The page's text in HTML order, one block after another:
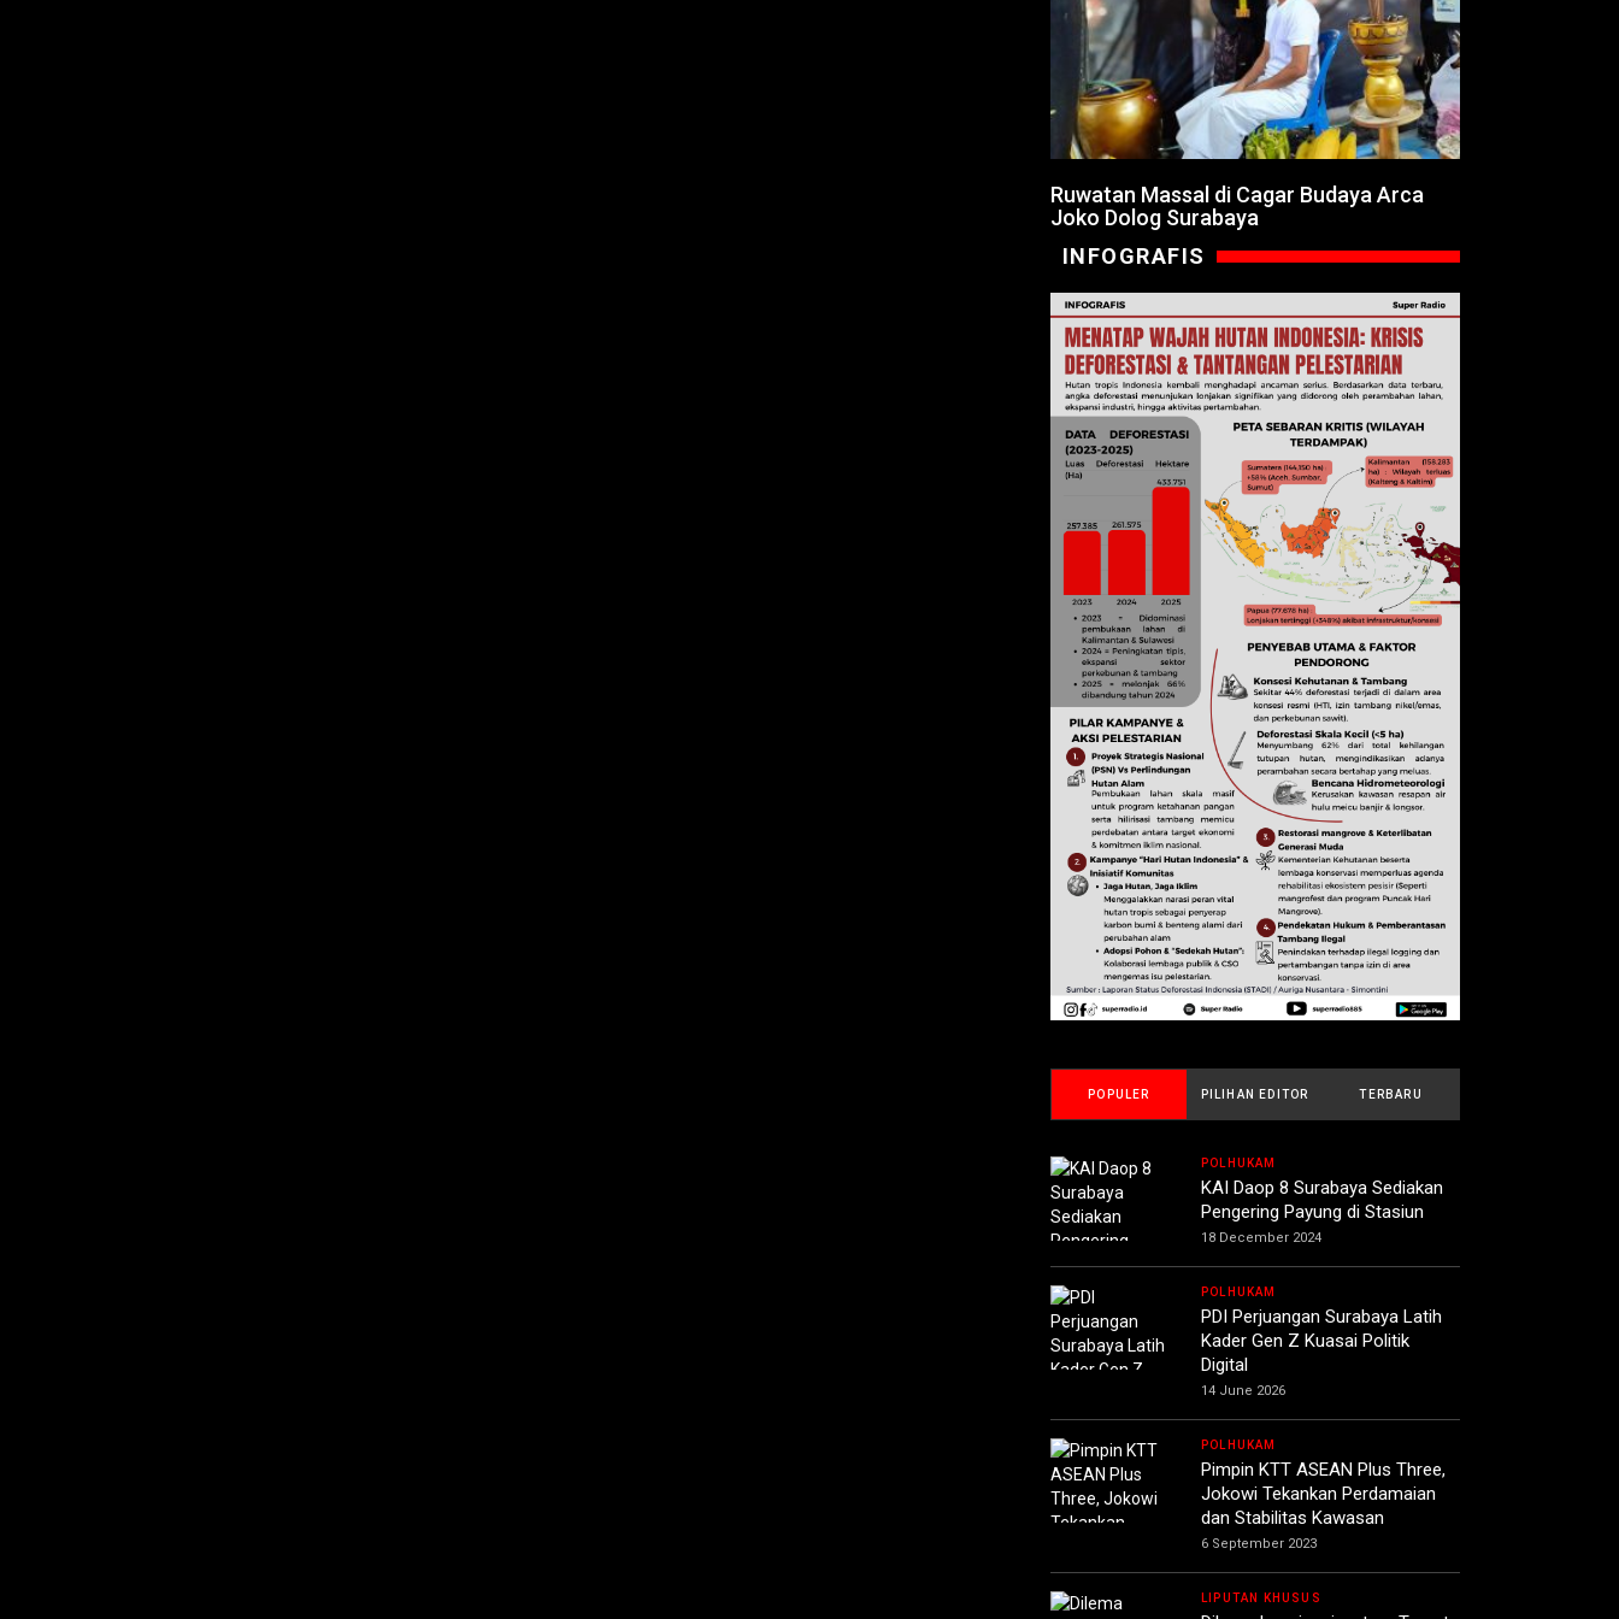
Ruwatan Massal di Cagar Budaya Arca
Joko Dolog Surabaya
INFOGRAFIS
POPULER PILIHAN EDITOR TERBARU
POLHUKAM
KAI Daop 8 Surabaya Sediakan
Pengering Payung di Stasiun
18 December 2024
POLHUKAM
PDI Perjuangan Surabaya Latih
Kader Gen Z Kuasai Politik
Digital
14 June 2026
POLHUKAM
Pimpin KTT ASEAN Plus Three,
Jokowi Tekankan Perdamaian
dan Stabilitas Kawasan
6 September 2023
LIPUTAN KHUSUS